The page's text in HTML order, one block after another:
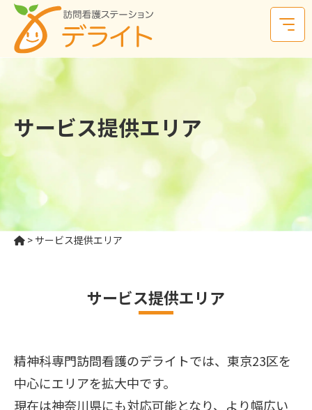
サービス提供エリア
> サービス提供エリア
サービス提供エリア
精神科専門訪問看護のデライトでは、東京23区を
中心にエリアを拡大中です。
現在は神奈川県にも対応可能となり、より幅広い